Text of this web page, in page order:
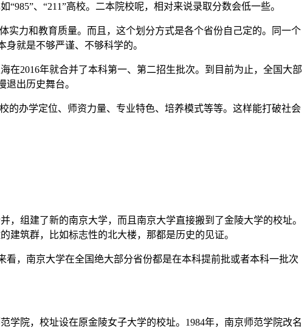
、“211”高校。二本院校呢，相对来说录取分数会低一些。
实力和教育质量。而且，这个划分方式是各个省份自己定的。同一个
就是不够严谨、不够科学的。
在2016年就合并了本科第一、第二招生批次。到目前为止，全国大部
出历史舞台。
的办学定位、师资力量、专业特色、培养模式等等。这样能打破社会
组建了新的南京大学，而且南京大学直接搬到了金陵大学的校址。
筑群，比如标志性的北大楼，那都是历史的见证。
看，南京大学在全国绝大部分省份都是在本科提前批或者本科一批次
学院，校址设在原金陵女子大学的校址。1984年，南京师范学院改名